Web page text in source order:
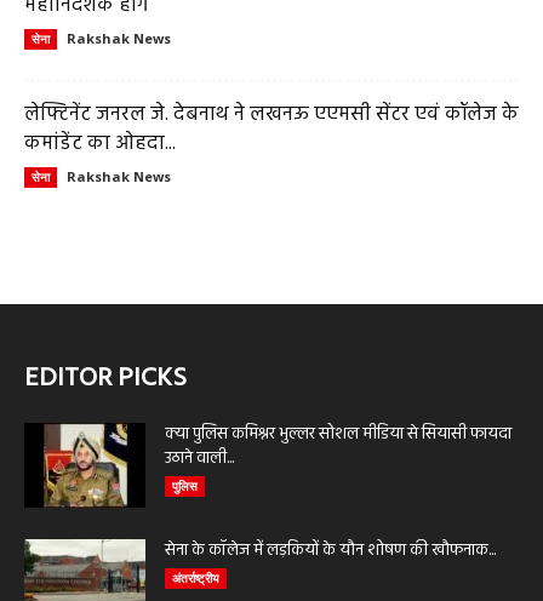
सेना Rakshak News
लेफ्टिनेंट जनरल जे. देबनाथ ने लखनऊ एएमसी सेंटर एवं कॉलेज के
कमांडेंट का ओहदा...
सेना Rakshak News
EDITOR PICKS
क्या पुलिस कमिश्नर भुल्लर सोशल मीडिया से सियासी फायदा
उठाने वाली...
पुलिस
सेना के कॉलेज में लड़कियों के यौन शोषण की खौफनाक...
अंतर्राष्ट्रीय